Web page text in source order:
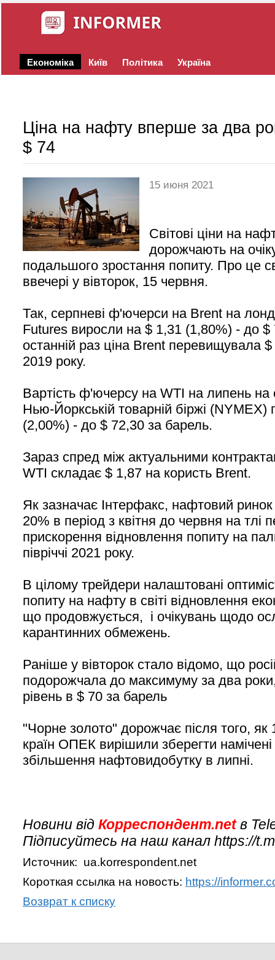
Економіка Київ Політика Україна
Ціна на нафту вперше за два
$ 74
15 июня 2021
Світові ціни на
дорожчають на
подальшого зростання попиту. Про це
ввечері у вівторок, 15 червня.
Так, серпневі ф'ючерси на Brent на
Futures виросли на $ 1,31 (1,80%) - до
останній раз ціна Brent перевищувала $
2019 року.
Вартість ф'ючерсу на WTI на липень на
Нью-Йоркській товарній біржі (NYMEX)
(2,00%) - до $ 72,30 за барель.
Зараз спред між актуальними
WTI складає $ 1,87 на користь Brent.
Як зазначає Інтерфакс, нафтовий ринок
20% в період з квітня до червня на тлі
прискорення відновлення попиту на
півріччі 2021 року.
В цілому трейдери налаштовані
попиту на нафту в світі відновлення
що продовжується, і очікувань щодо
карантинних обмежень.
Раніше у вівторок стало відомо, що
подорожчала до максимуму за два
рівень в $ 70 за барель
"Чорне золото" дорожчає після того, як
країн ОПЕК вирішили зберегти
збільшення нафтовидобутку в липні.
Новини від Корреспондент.netв
Підписуйтесь на наш канал https://
Источник: ua.korrespondent.net
Короткая ссылка на новость: https://
Возврат к списку